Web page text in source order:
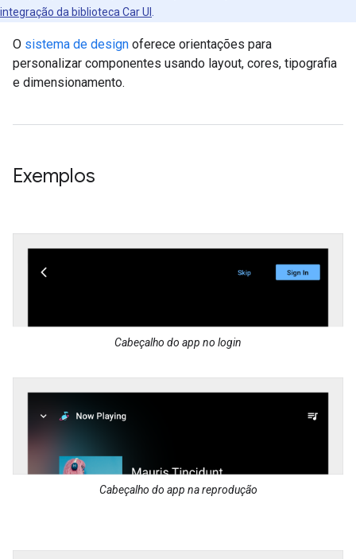
integração da biblioteca Car UI
O sistema de design oferece orientações para
personalizar componentes usando layout, cores, tipografia
e dimensionamento.
Exemplos
Cabeçalho do app no login
Cabeçalho do app na reprodução